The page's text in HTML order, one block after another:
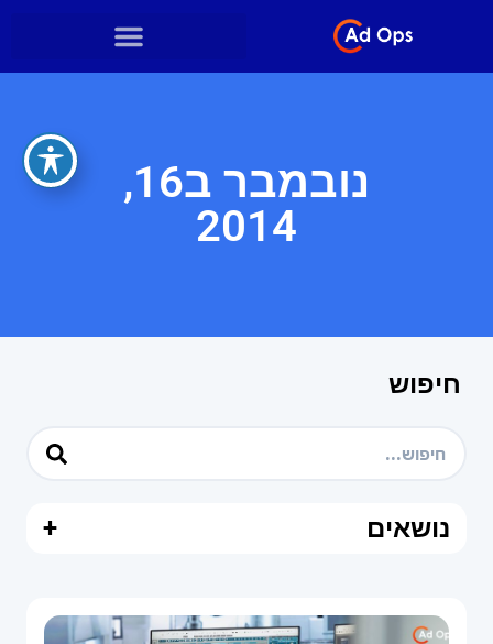
נובמבר ב16,
2014
חיפוש
נושאים +